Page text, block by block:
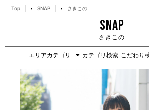
Top SNAP さきこの
SNAP
さきこの
エリアカテゴリ カテゴリ検索 こだわり